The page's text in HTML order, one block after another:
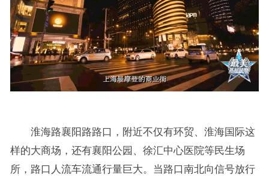
淮海路襄阳路路口，附近不仅有环贸、淮海国际这
样的大商场，还有襄阳公园、徐汇中心医院等民生场
所，路口人流车流通行量巨大。当路口南北向信号放行